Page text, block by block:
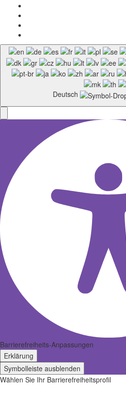
Deutsch
Barrierefreiheits-Anpassungen
Erklärung
Symbolleiste ausblenden
Wählen Sie Ihr Barrierefreiheitsprofil